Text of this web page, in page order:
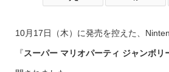
10月17日（木）に発売を控えた、
『スーパー マリオパーティ ジャンボリ